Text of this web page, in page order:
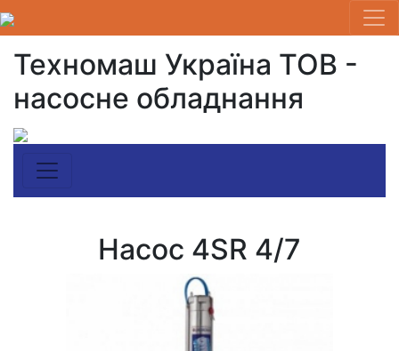
Техномаш Україна ТОВ -
насосне обладнання
Насос 4SR 4/7